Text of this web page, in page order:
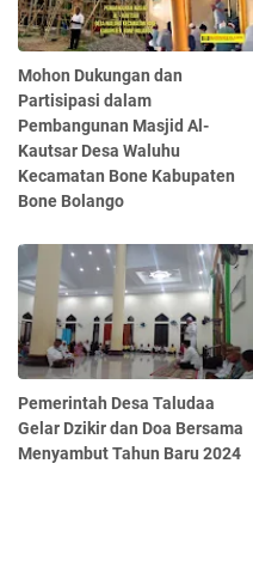
Mohon Dukungan dan
Partisipasi dalam
Pembangunan Masjid Al-
Kautsar Desa Waluhu
Kecamatan Bone Kabupaten
Bone Bolango
Pemerintah Desa Taludaa
Gelar Dzikir dan Doa Bersama
Menyambut Tahun Baru 2024